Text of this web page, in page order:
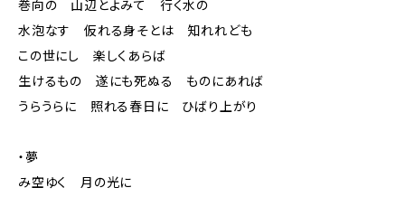
巻向の 山辺とよみて 行く水の
水泡なす 仮れる身そとは 知れれども
この世にし 楽しくあらば
生けるもの 遂にも死ぬる ものにあれば
うらうらに 照れる春日に ひばり上がり
・夢
み空ゆく 月の光に